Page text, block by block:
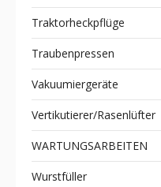
Traktorheckpflüge
Traubenpressen
Vakuumiergeräte
Vertikutierer/Rasenlüfter
WARTUNGSARBEITEN
Wurstfüller